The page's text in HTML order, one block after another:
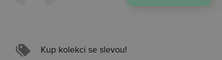
Kup kolekci se slevou!